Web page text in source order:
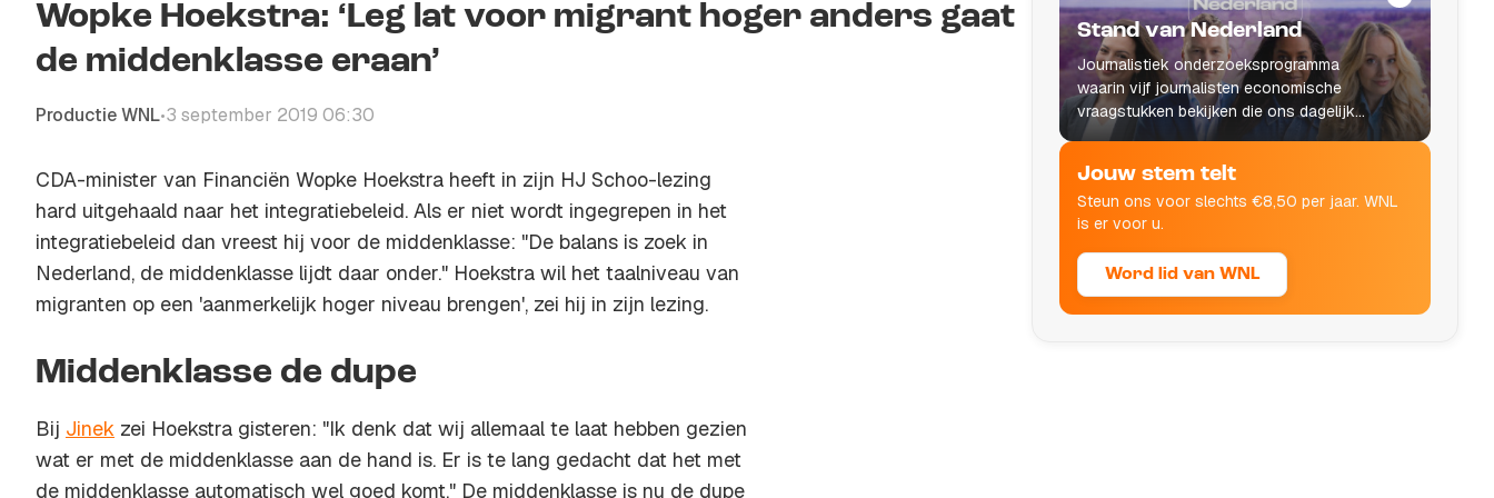
Wopke Hoekstra: ‘Leg lat voor migrant hoger anders gaat
de middenklasse eraan’
Productie WNL•3 september 2019 06:30
CDA-minister van Financiën Wopke Hoekstra heeft in zijn HJ Schoo-lezing
hard uitgehaald naar het integratiebeleid. Als er niet wordt ingegrepen in het
integratiebeleid dan vreest hij voor de middenklasse: "De balans is zoek in
Nederland, de middenklasse lijdt daar onder." Hoekstra wil het taalniveau van
migranten op een 'aanmerkelijk hoger niveau brengen', zei hij in zijn lezing.
Middenklasse de dupe
Bij Jinek zei Hoekstra gisteren: "Ik denk dat wij allemaal te laat hebben gezien
wat er met de middenklasse aan de hand is. Er is te lang gedacht dat het met
de middenklasse automatisch wel goed komt." De middenklasse is nu de dupe
Stand van Nederland
Journalistiek onderzoeksprogramma
waarin vijf journalisten economische
vraagstukken bekijken die ons dagelijks
leven raken.
Jouw stem telt
Steun ons voor slechts €8,50 per jaar. WNL
is er voor u.
Word lid van WNL